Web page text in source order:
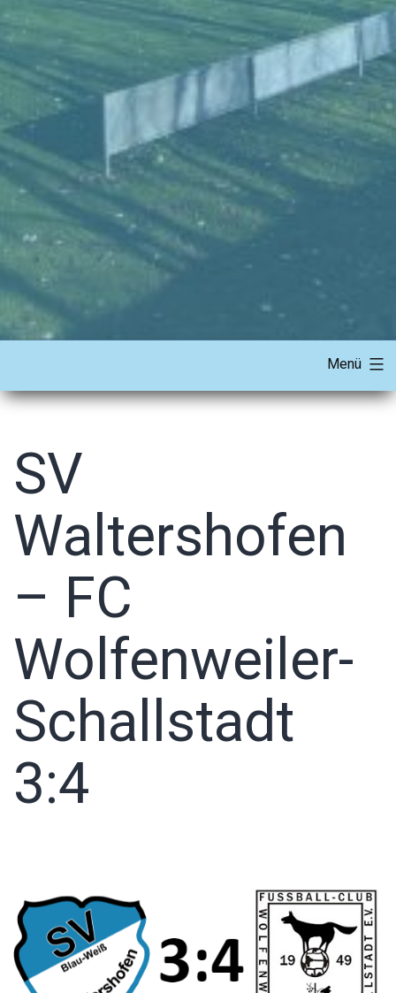
Menü
SV
Waltershofen
– FC
Wolfenweiler-
Schallstadt
3:4